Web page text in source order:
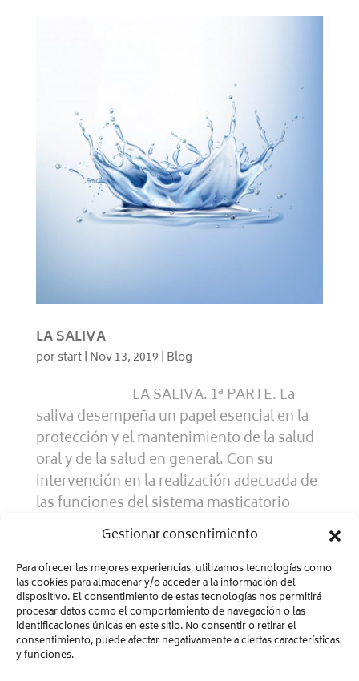
Gestionar consentimiento
Para ofrecer las mejores experiencias, utilizamos tecnologías como
las cookies para almacenar y/o acceder a la información del
dispositivo. El consentimiento de estas tecnologías nos permitirá
procesar datos como el comportamiento de navegación o las
identificaciones únicas en este sitio. No consentir o retirar el
consentimiento, puede afectar negativamente a ciertas características
y funciones.
LA SALIVA
porstart| Nov 13, 2019 | Blog
LA SALIVA. 1ª PARTE. La
saliva desempeña un papel esencial en la
protección y el mantenimiento de la salud
oral y de la salud en general. Con su
intervención en la realización adecuada de
las funciones del sistema masticatorio
contribuye...
« Entradas más antiguas